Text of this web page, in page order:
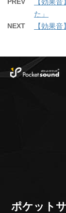
た」
NEXT 【効果
ポケット